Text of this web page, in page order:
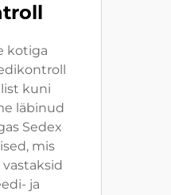
kotiga
kuni
läbinud
Sedex
mis
ja